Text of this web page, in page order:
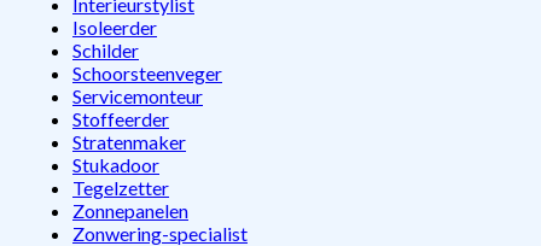
Isoleerder
Schilder
Schoorsteenveger
Servicemonteur
Stoffeerder
Stratenmaker
Stukadoor
Tegelzetter
Zonnepanelen
Zonwering-specialist